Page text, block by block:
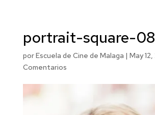
portrait-square-08
porEscuela de Cine de Malaga | May
Comentarios